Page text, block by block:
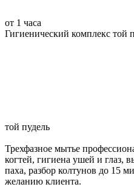
от 1 часа
Гигиенический комплекс той
той пудель
Трехфазное мытье
когтей, гигиена ушей и глаз,
паха, разбор колтунов до 15
желанию клиента.